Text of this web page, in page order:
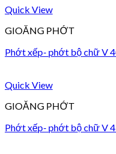
Quick View
GIOĂNG PHỚT
Phớt xếp- phớt bộ chữ V
Quick View
GIOĂNG PHỚT
Phớt xếp- phớt bộ chữ V